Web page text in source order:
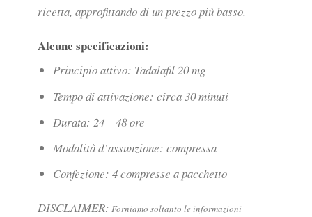
ricetta, approfittando di un prezzo più basso.
Alcune specificazioni:
Principio attivo: Tadalafil 20 mg
Tempo di attivazione: circa 30 minuti
Durata: 24 – 48 ore
Modalità d’assunzione: compressa
Confezione: 4 compresse a pacchetto
DISCLAIMER: Forniamo soltanto le informazioni